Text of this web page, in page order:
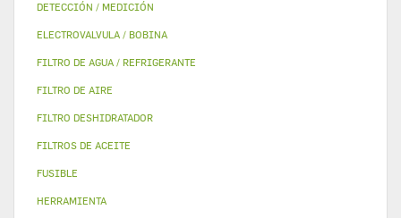
DETECCIÓN / MEDICIÓN
ELECTROVALVULA / BOBINA
FILTRO DE AGUA / REFRIGERANTE
FILTRO DE AIRE
FILTRO DESHIDRATADOR
FILTROS DE ACEITE
FUSIBLE
HERRAMIENTA